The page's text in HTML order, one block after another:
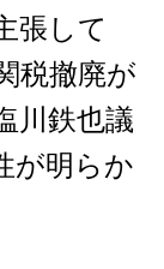
張して
税撤廃が
川鉄也議
が明らか